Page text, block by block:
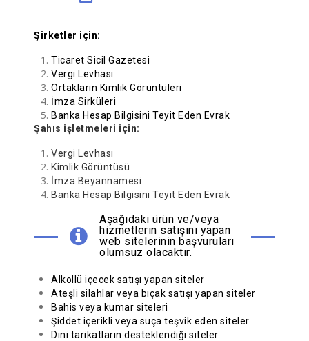
Şirketler için:
Ticaret Sicil Gazetesi
Vergi Levhası
Ortakların Kimlik Görüntüleri
İmza Sirküleri
Banka Hesap Bilgisini Teyit Eden Evrak
Şahıs işletmeleri için:
Vergi Levhası
Kimlik Görüntüsü
İmza Beyannamesi
Banka Hesap Bilgisini Teyit Eden Evrak
Aşağıdaki ürün ve/veya
hizmetlerin satışını yapan
web sitelerinin başvuruları
olumsuz olacaktır.
Alkollü içecek satışı yapan siteler
Ateşli silahlar veya bıçak satışı yapan siteler
Bahis veya kumar siteleri
Şiddet içerikli veya suça teşvik eden siteler
Dini tarikatların desteklendiği siteler